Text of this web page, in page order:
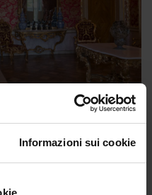
Informazioni sui cookie